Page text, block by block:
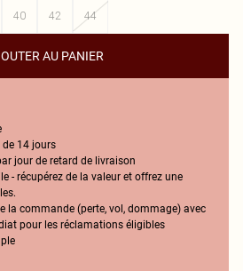
40 42 44
AU PANIER
14 jours
jour de retard de livraison
- récupérez de la valeur et offrez une
la commande (perte, vol, dommage) avec
pour les réclamations éligibles